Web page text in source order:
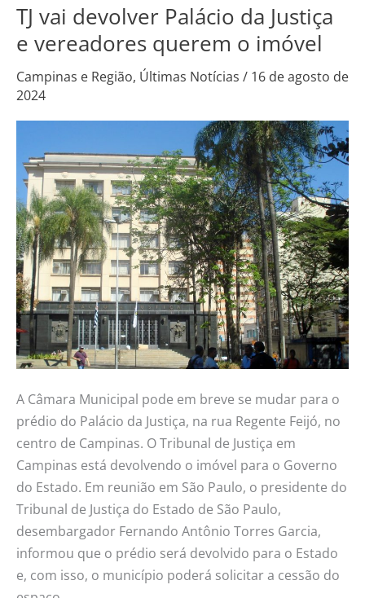
TJ vai devolver Palácio da Justiça
e vereadores querem o imóvel
Campinas e Região, Últimas Notícias / 16 de agosto de
2024
A Câmara Municipal pode em breve se mudar para o
prédio do Palácio da Justiça, na rua Regente Feijó, no
centro de Campinas. O Tribunal de Justiça em
Campinas está devolvendo o imóvel para o Governo
do Estado. Em reunião em São Paulo, o presidente do
Tribunal de Justiça do Estado de São Paulo,
desembargador Fernando Antônio Torres Garcia,
informou que o prédio será devolvido para o Estado
e, com isso, o município poderá solicitar a cessão do
TJ
devolver
Palácio
da
Justiça
vereadores
querem
o
imóvel